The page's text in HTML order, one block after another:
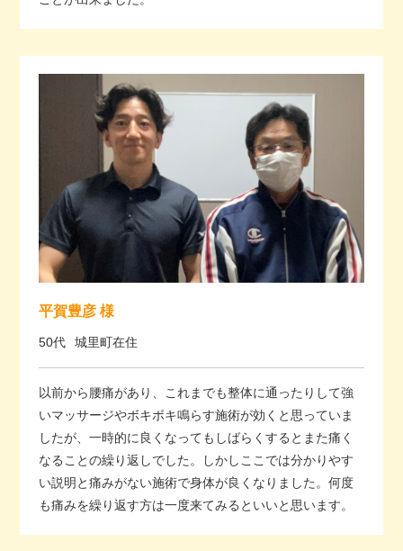
平賀豊彦 様
50代 城里町在住
以前から腰痛があり、これまでも整体に通ったりして強
いマッサージやボキボキ鳴らす施術が効くと思っていま
したが、一時的に良くなってもしばらくするとまた痛く
なることの繰り返しでした。しかしここでは分かりやす
い説明と痛みがない施術で身体が良くなりました。何度
も痛みを繰り返す方は一度来てみるといいと思います。